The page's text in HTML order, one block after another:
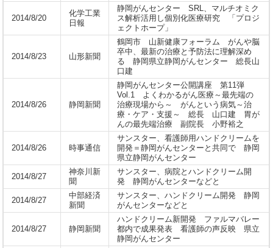
2014/8/20
化学工業
日報
静岡がんセンター SRL、マルチオミク
ス解析活用し個別化医療研究 「プロジ
ェクトホープ」
2014/8/23 山形新聞
鶴岡市 山新健康フォーラム がんや脳
卒中、最新の治療と予防法に理解深め
る 静岡県立静岡がんセンター 総長山
口建
2014/8/26 静岡新聞
静岡がんセンター公開講座 第11弾
Vol.1 よくわかるがん医療～最先端の
治療現場から～ がんという病気～治
療・ケア・支援～ 総長 山口建 胃が
んの最先端治療 副院長 小野裕之
2014/8/26 時事通信
サンスター、看護師用ハンドクリームを
開発＝静岡がんセンターと共同で 静岡
県立静岡がんセンター
2014/8/27
神奈川新
聞
サンスター、病院とハンドクリーム開
発 静岡がんセンターなどと
2014/8/27
中部経済
新聞
サンスター、ハンドクリーム開発 静岡
がんセンターなどと
2014/8/27 静岡新聞
ハンドクリーム新開発 ファルマバレー
都内で成果発表 看護師の声反映 県立
静岡がんセンター